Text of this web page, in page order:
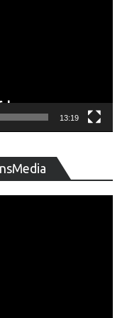
13:19
de